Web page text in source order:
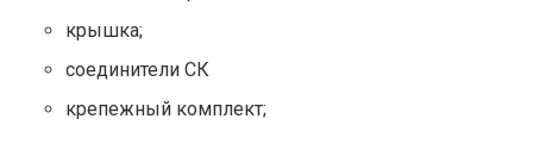
крышка;
соединители СК
крепежный комплект;